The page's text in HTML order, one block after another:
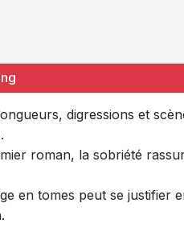
digressions et
roman, la sobriété
en tomes peut se justifier